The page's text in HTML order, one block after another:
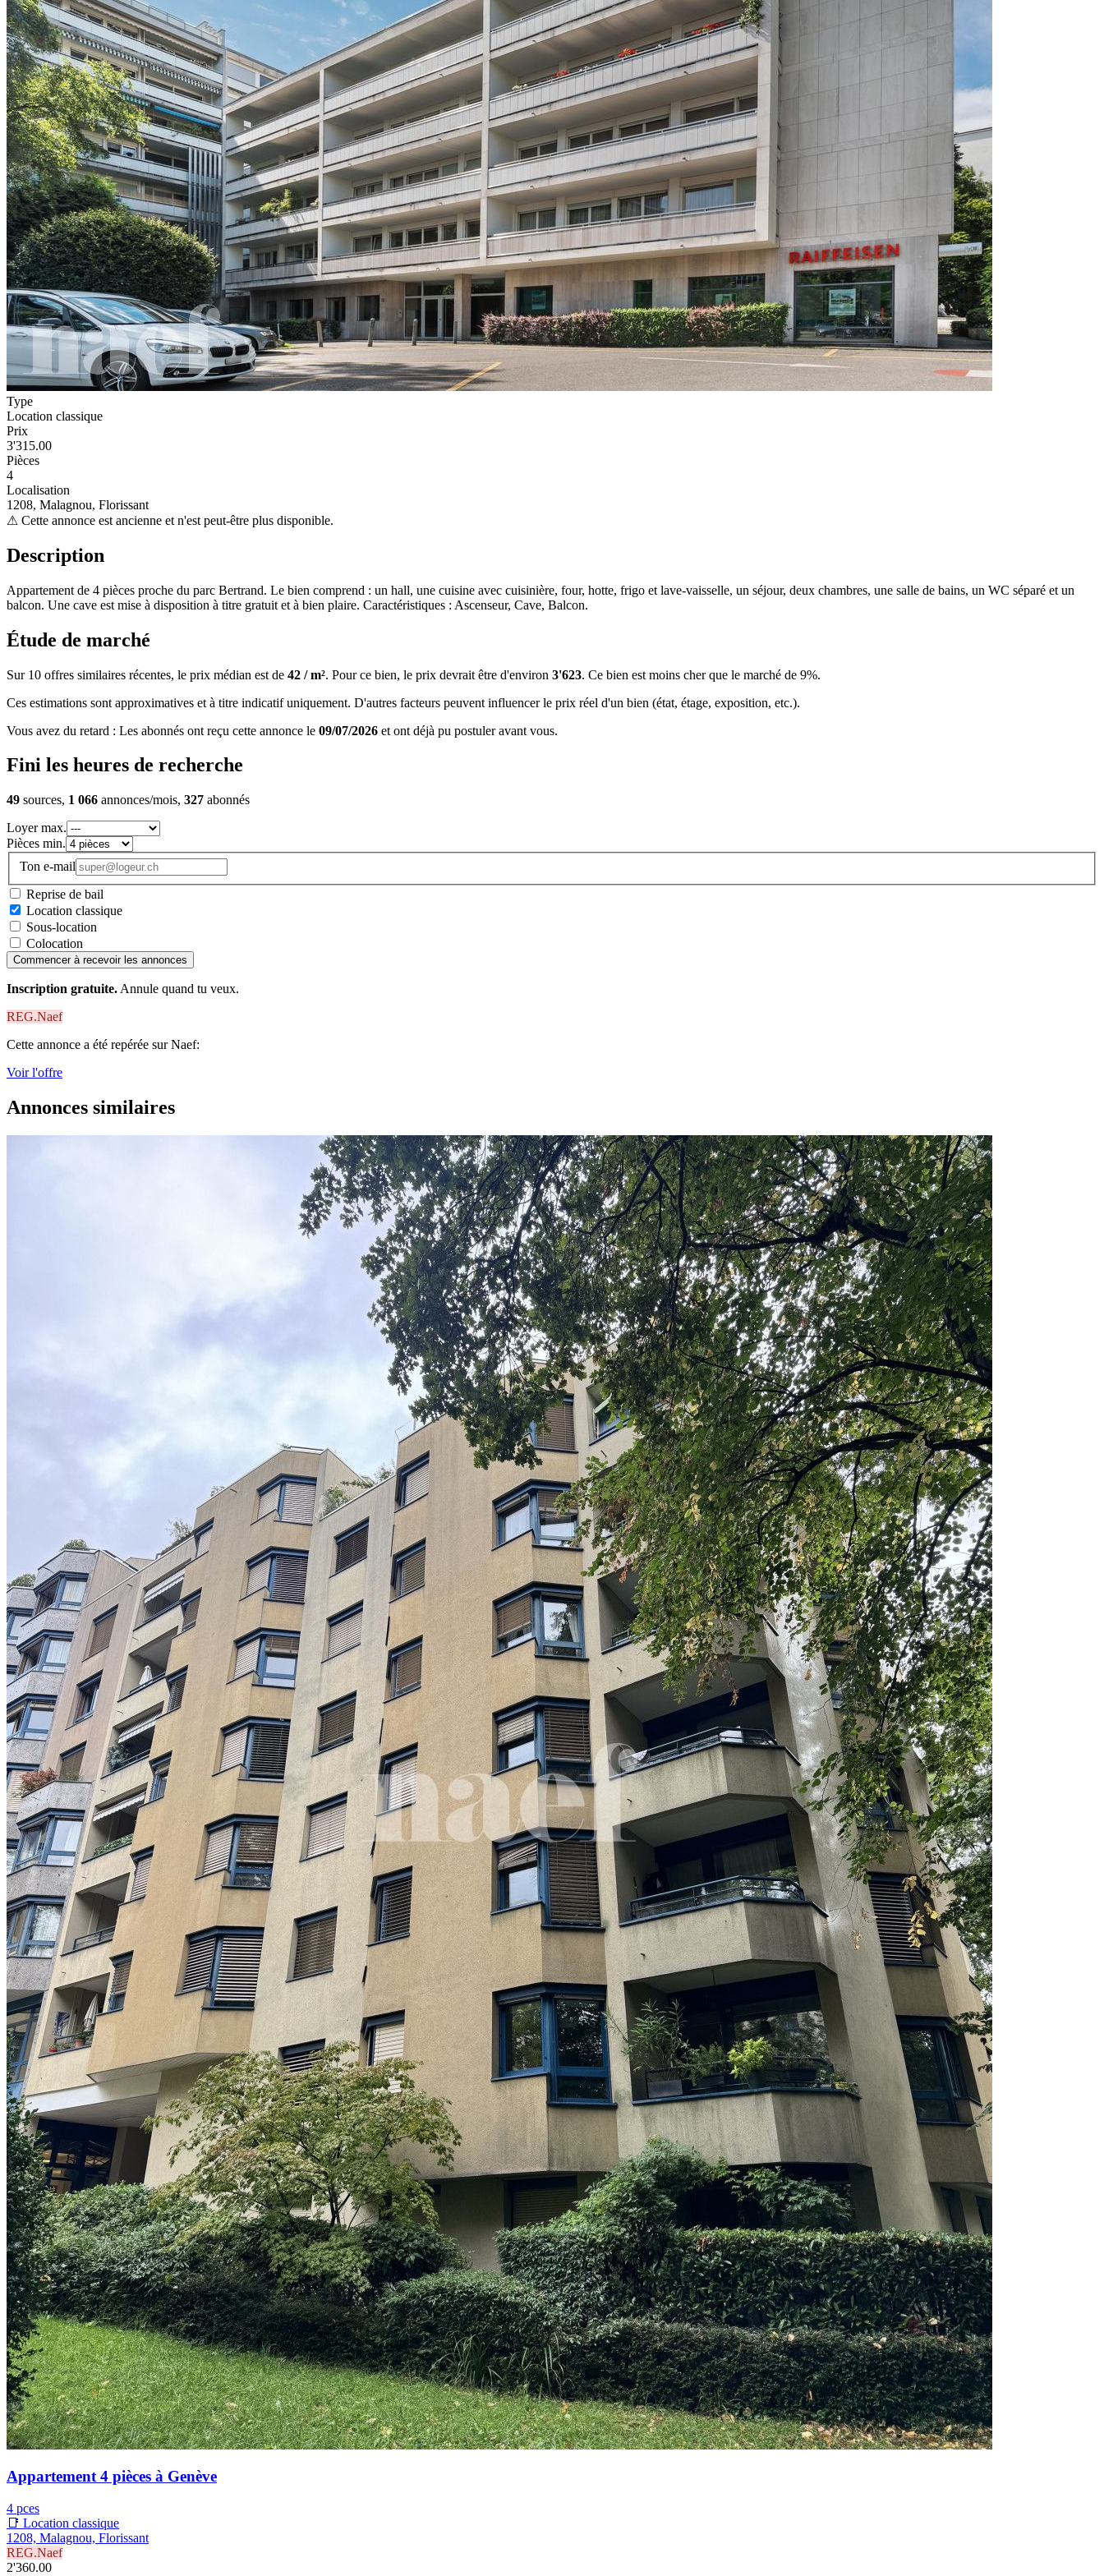
Type
Location classique
Prix
3'315.00
Pièces
4
Localisation
1208, Malagnou, Florissant
⚠ Cette annonce est ancienne et n'est peut-être plus disponible.
Description
Appartement de 4 pièces proche du parc Bertrand. Le bien comprend : un hall, une cuisine avec cuisinière, four, hotte, frigo et lave-vaisselle, un séjour, deux chambres, une salle de bains, un WC séparé et un
balcon. Une cave est mise à disposition à titre gratuit et à bien plaire. Caractéristiques : Ascenseur, Cave, Balcon.
Étude de marché
Sur 10 offres similaires récentes, le prix médian est de 42 / m². Pour ce bien, le prix devrait être d'environ 3'623. Ce bien est moins cher que le marché de 9%.
Ces estimations sont approximatives et à titre indicatif uniquement. D'autres facteurs peuvent influencer le prix réel d'un bien (état, étage, exposition, etc.).
Vous avez du retard : Les abonnés ont reçu cette annonce le 09/07/2026 et ont déjà pu postuler avant vous.
Fini les heures de recherche
49 sources, 1 066 annonces/mois, 327 abonnés
Loyer max.
Pièces min.
Ton e-mail
Reprise de bail
Location classique
Sous-location
Colocation
Commencer à recevoir les annonces
Inscription gratuite. Annule quand tu veux.
REG.Naef
Cette annonce a été repérée sur Naef:
Voir l'offre
Annonces similaires
Appartement 4 pièces à Genève
4 pces
📑 Location classique
1208, Malagnou, Florissant
REG.Naef
2'360.00